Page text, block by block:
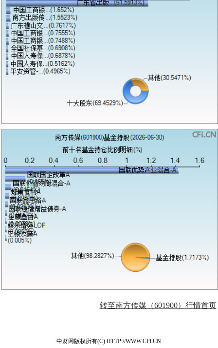
转至南方传媒（601900）行情首页
中财网版权所有(C) HTTP://WWW.CFi.CN